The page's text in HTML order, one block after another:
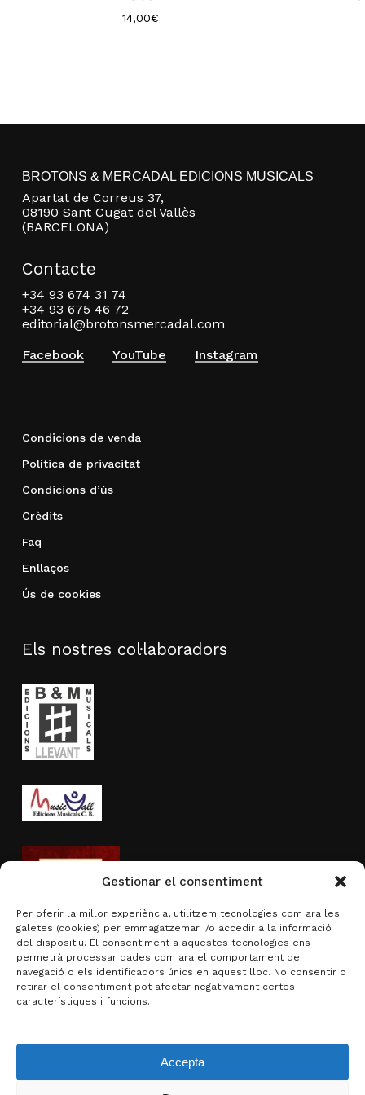
Gestionar el consentiment
Per oferir la millor experiència, utilitzem tecnologies com ara les
galetes (cookies) per emmagatzemar i/o accedir a la informació
del dispositiu. El consentiment a aquestes tecnologies ens
permetrà processar dades com ara el comportament de
navegació o els identificadors únics en aquest lloc. No consentir o
retirar el consentiment pot afectar negativament certes
característiques i funcions.
Accepta
14,00€
BROTONS & MERCADAL EDICIONS MUSICALS
Apartat de Correus 37,
08190 Sant Cugat del Vallès
(BARCELONA)
Contacte
+34 93 674 31 74
+34 93 675 46 72
editorial@brotonsmercadal.com
Facebook
YouTube Instagram
Condicions de venda
Política de privacitat
Condicions d’ús
Crèdits
Faq
Enllaços
Ús de cookies
Els nostres col·laboradors
Activitat subvencionada per